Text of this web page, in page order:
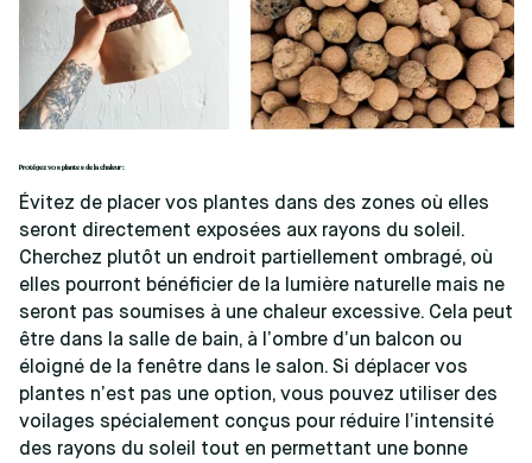
Protégez vos plantes de la chaleur :
Évitez de placer vos plantes dans des zones où elles
seront directement exposées aux rayons du soleil.
Cherchez plutôt un endroit partiellement ombragé, où
elles pourront bénéficier de la lumière naturelle mais ne
seront pas soumises à une chaleur excessive. Cela peut
être dans la salle de bain, à l’ombre d’un balcon ou
éloigné de la fenêtre dans le salon. Si déplacer vos
plantes n’est pas une option, vous pouvez utiliser des
voilages spécialement conçus pour réduire l’intensité
des rayons du soleil tout en permettant une bonne